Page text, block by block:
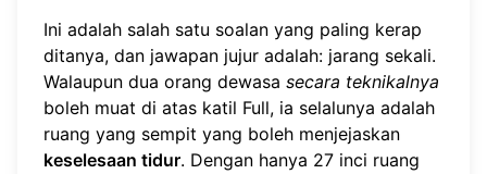
Ini adalah salah satu soalan yang paling kerap
ditanya, dan jawapan jujur adalah: jarang sekali.
Walaupun dua orang dewasa secara teknikalnya
boleh muat di atas katil Full, ia selalunya adalah
ruang yang sempit yang boleh menjejaskan
keselesaan tidur. Dengan hanya 27 inci ruang